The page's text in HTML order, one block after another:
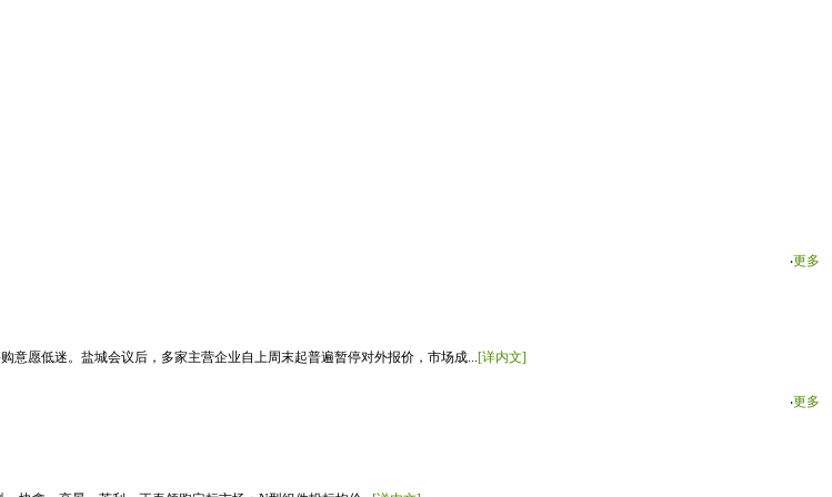
‧更多
意愿低迷。盐城会议后，多家主营企业自上周末起普遍暂停对外报价，市场成...[详内文]
‧更多